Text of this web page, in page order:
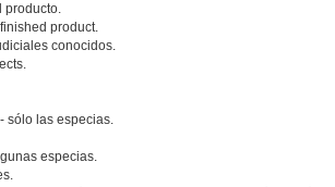
producto.
product.
conocidos.
sólo las especias.
especias.